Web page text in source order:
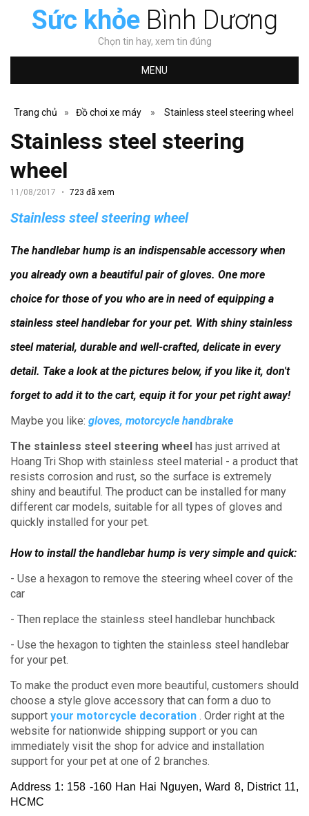
Sức khỏeBình Dương
Chọn tin hay, xem tin đúng
MENU
Trang chủ » Đồ chơi xe máy » Stainless steel steering wheel
Stainless steel steering
wheel
11/08/2017 723 đã xem
Stainless steel steering wheel
The handlebar hump is an indispensable accessory when
you already own a beautiful pair of gloves. One more
choice for those of you who are in need of equipping a
stainless steel handlebar for your pet. With shiny stainless
steel material, durable and well-crafted, delicate in every
detail. Take a look at the pictures below, if you like it, don't
forget to add it to the cart, equip it for your pet right away!
Maybe you like: gloves, motorcycle handbrake
The stainless steel steering wheel has just arrived at
Hoang Tri Shop with stainless steel material - a product that
resists corrosion and rust, so the surface is extremely
shiny and beautiful. The product can be installed for many
different car models, suitable for all types of gloves and
quickly installed for your pet.
How to install the handlebar hump is very simple and quick:
- Use a hexagon to remove the steering wheel cover of the
car
- Then replace the stainless steel handlebar hunchback
- Use the hexagon to tighten the stainless steel handlebar
for your pet.
To make the product even more beautiful, customers should
choose a style glove accessory that can form a duo to
support your motorcycle decoration . Order right at the
website for nationwide shipping support or you can
immediately visit the shop for advice and installation
support for your pet at one of 2 branches.
Address 1: 158 -160 Han Hai Nguyen, Ward 8, District 11,
HCMC